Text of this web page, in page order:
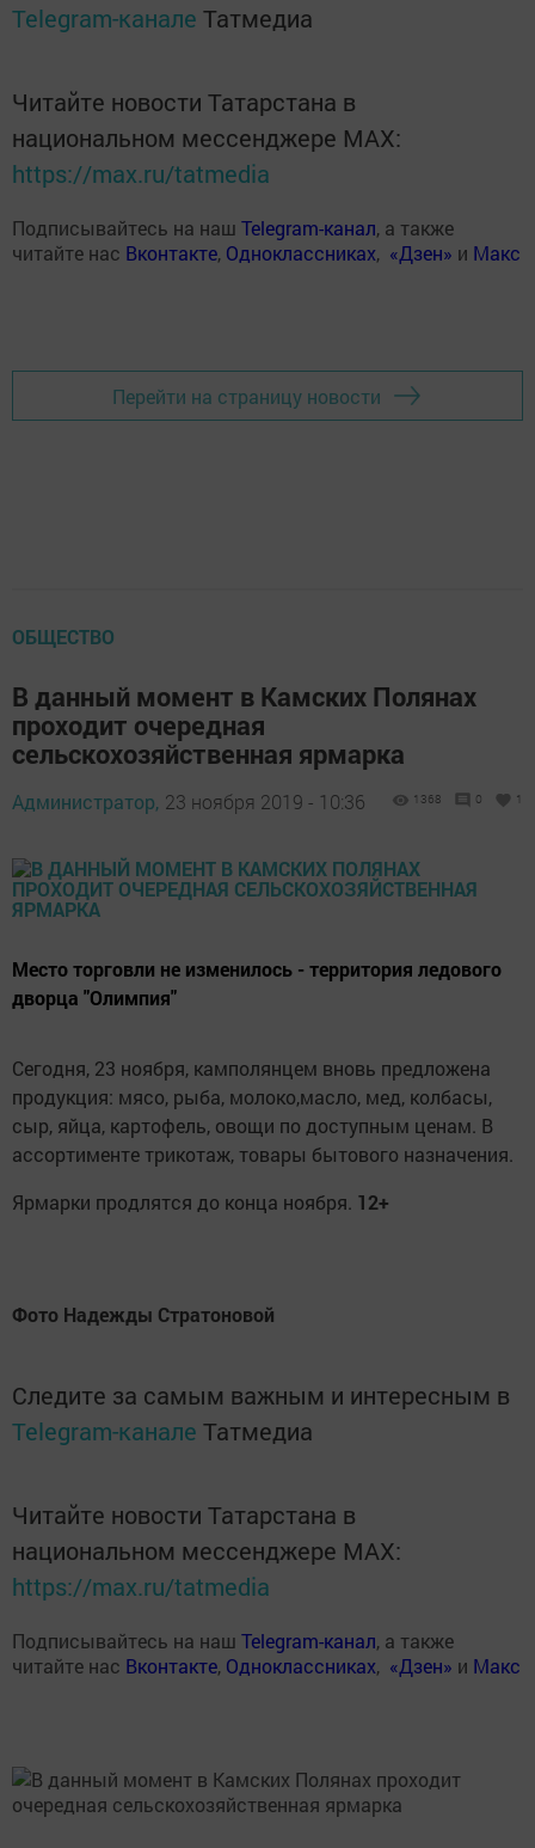
Telegram-канале Татмедиа
Читайте новости Татарстана в
национальном мессенджере MАХ:
https://max.ru/tatmedia
Подписывайтесь на наш Telegram-канал, а также
читайте нас Вконтакте, Одноклассниках, «Дзен» и Макс
Перейти на страницу новости
ОБЩЕСТВО
В данный момент в Камских Полянах
проходит очередная
сельскохозяйственная ярмарка
Администратор, 23 ноября 2019 - 10:36 1368 0 1
Место торговли не изменилось - территория ледового
дворца "Олимпия"
Сегодня, 23 ноября, камполянцем вновь предложена
продукция: мясо, рыба, молоко,масло, мед, колбасы,
сыр, яйца, картофель, овощи по доступным ценам. В
ассортименте трикотаж, товары бытового назначения.
Ярмарки продлятся до конца ноября. 12+
Фото Надежды Стратоновой
Следите за самым важным и интересным в
Telegram-канале Татмедиа
Читайте новости Татарстана в
национальном мессенджере MАХ:
https://max.ru/tatmedia
Подписывайтесь на наш Telegram-канал, а также
читайте нас Вконтакте, Одноклассниках, «Дзен» и Макс